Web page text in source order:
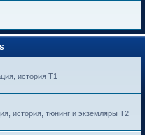
история T1
история, тюнинг и экземляры T2